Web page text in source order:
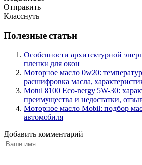
Отправить
Класснуть
Полезные статьи
Особенности архитектурной
пленки для окон
Моторное масло 0w20:
расшифровка масла,
Motul 8100 Eco-nergy 5W-30:
преимущества и недостатки,
Моторное масло Mobil: подбор
автомобиля
Добавить комментарий